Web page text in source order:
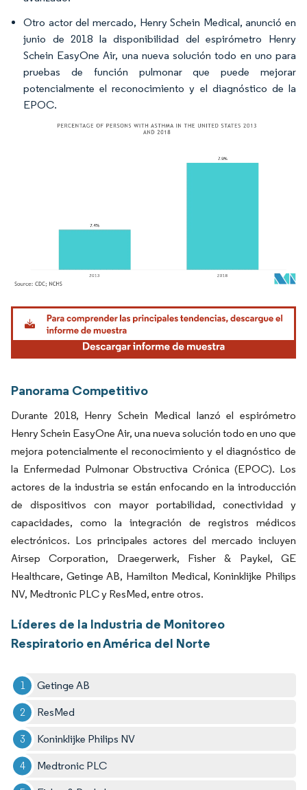
Otro actor del mercado, Henry Schein Medical, anunció en
junio de 2018 la disponibilidad del espirómetro Henry
Schein EasyOne Air, una nueva solución todo en uno para
pruebas de función pulmonar que puede mejorar
potencialmente el reconocimiento y el diagnóstico de la
EPOC.​
Imagen © Mordor Intelligence. El uso requiere atribución según CC BY 4.0.
Panorama Competitivo
Durante 2018, Henry Schein Medical lanzó el espirómetro
Henry Schein EasyOne Air, una nueva solución todo en uno que
mejora potencialmente el reconocimiento y el diagnóstico de
la Enfermedad Pulmonar Obstructiva Crónica (EPOC). Los
actores de la industria se están enfocando en la introducción
de dispositivos con mayor portabilidad, conectividad y
capacidades, como la integración de registros médicos
electrónicos. Los principales actores del mercado incluyen
Airsep Corporation, Draegerwerk, Fisher & Paykel, GE
Healthcare, Getinge AB, Hamilton Medical, Koninklijke Philips
NV, Medtronic PLC y ResMed, entre otros.
Líderes de la Industria de Monitoreo
Respiratorio en América del Norte
Getinge AB
ResMed
Koninklijke Philips NV
Medtronic PLC